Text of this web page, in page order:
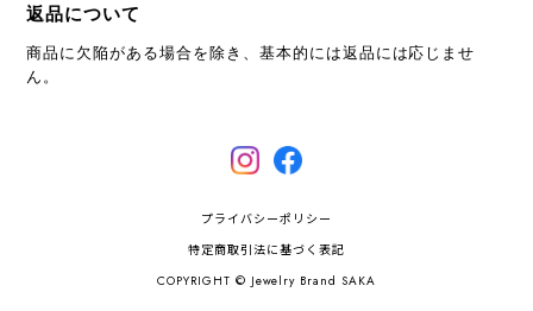
返品について
商品に欠陥がある場合を除き、基本的には返品には応じませ
ん。
プライバシーポリシー
特定商取引法に基づく表記
COPYRIGHT © Jewelry Brand SAKA